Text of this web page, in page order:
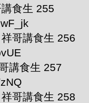
食生 255
哥講食生 256
講食生 257
哥講食生 258